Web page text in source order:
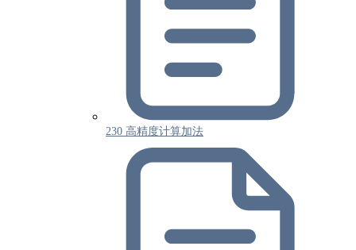
230 高精度计算加法